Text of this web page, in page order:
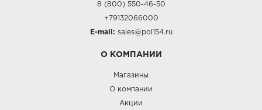
8 (800) 550-46-50
+79132066000
E-mail: sales@pol154.ru
О КОМПАНИИ
Магазины
О компании
Акции